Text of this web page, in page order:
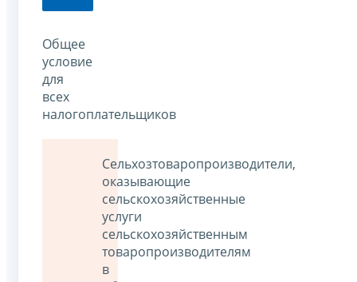
Общее
условие
для
всех
налогоплательщиков
Сельхозтоваропроизводители,
оказывающие
сельскохозяйственные
услуги
сельскохозяйственным
товаропроизводителям
в